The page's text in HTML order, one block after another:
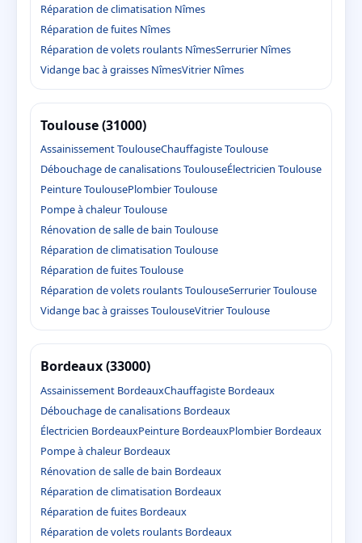
Réparation de climatisation Nîmes
Réparation de fuites Nîmes
Réparation de volets roulants NîmesSerrurier Nîmes
Vidange bac à graisses NîmesVitrier Nîmes
Toulouse (31000)
Assainissement ToulouseChauffagiste Toulouse
Débouchage de canalisations ToulouseÉlectricien Toulouse
Peinture ToulousePlombier Toulouse
Pompe à chaleur Toulouse
Rénovation de salle de bain Toulouse
Réparation de climatisation Toulouse
Réparation de fuites Toulouse
Réparation de volets roulants ToulouseSerrurier Toulouse
Vidange bac à graisses ToulouseVitrier Toulouse
Bordeaux (33000)
Assainissement BordeauxChauffagiste Bordeaux
Débouchage de canalisations Bordeaux
Électricien BordeauxPeinture BordeauxPlombier Bordeaux
Pompe à chaleur Bordeaux
Rénovation de salle de bain Bordeaux
Réparation de climatisation Bordeaux
Réparation de fuites Bordeaux
Réparation de volets roulants Bordeaux